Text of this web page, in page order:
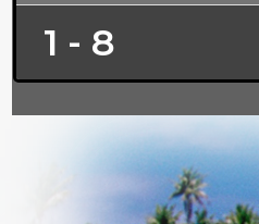
1 - 8